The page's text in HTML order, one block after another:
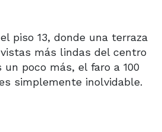
piso 13, donde una terraza
más lindas del centro
un poco más, el faro a 100
simplemente inolvidable.